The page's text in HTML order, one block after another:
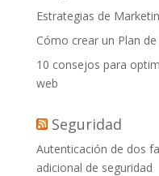
Estrategias de
Cómo crear un Plan
10 consejos para
web
Seguridad
Autenticación de dos
adicional de seguridad